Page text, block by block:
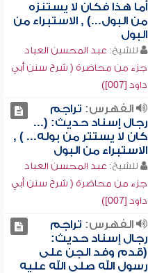
أما هذا فكان لا يستنزه
من البول...) , الاستبراء من
البول
للشيخ: عبد المحسن العباد
جزء من محاضرة ( شرح سنن أبي
داود [007])
الفهرس: تراجم
رجال إسناد حديث: (...
كان لا يستتر من بوله... ) ,
الاستبراء من البول
للشيخ: عبد المحسن العباد
جزء من محاضرة ( شرح سنن أبي
داود [007])
الفهرس: تراجم
رجال إسناد حديث:
(قدم وفد الجن على
رسول الله صلى الله عليه